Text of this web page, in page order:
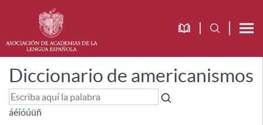
Diccionario de americanismos
áéíóúüñ